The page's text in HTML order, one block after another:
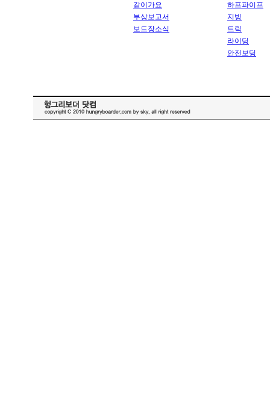
같이가요
하프파이프
부상보고서
지빙
보드장소식
트릭
라이딩
안전보딩